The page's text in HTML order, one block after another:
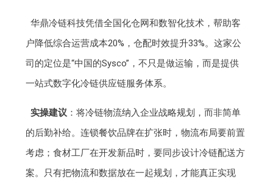
华鼎冷链科技凭借全国化仓网和数智化技术，帮助客
户降低综合运营成本20%，仓配时效提升33%。这家公
司的定位是“中国的Sysco”，不只是做运输，而是提供
一站式数字化冷链供应链服务体系。
实操建议 ：将冷链物流纳入企业战略规划，而非简单
的后勤补给。连锁餐饮品牌在扩张时，物流布局要前置
考虑；食材工厂在开发新品时，要同步设计冷链配送方
案。只有把物流和数据放在一起规划，才能真正实现